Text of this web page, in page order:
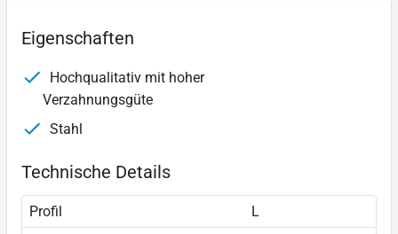
Eigenschaften
Hochqualitativ mit hoher
Verzahnungsgüte
Stahl
Technische Details
Profil
L